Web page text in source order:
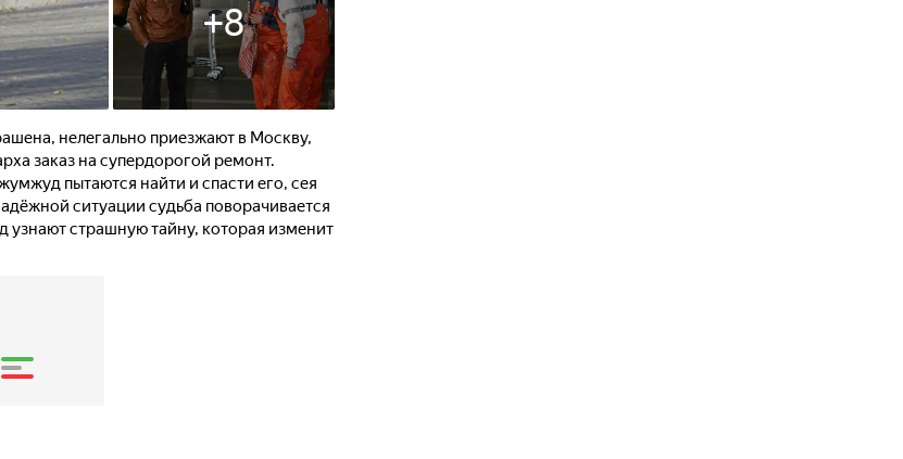
+8
нелегально приезжают в Москву,
заказ на супердорогой ремонт.
пытаются найти и спасти его, сея
ситуации судьба поворачивается
страшную тайну, которая изменит